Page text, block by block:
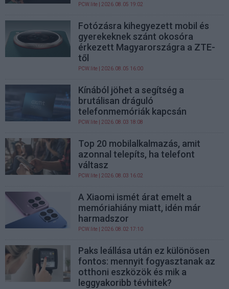
PCW.lite | 2026.08.05 19:02
Fotózásra kihegyezett mobil és
gyerekeknek szánt okosóra
érkezett Magyarországra a ZTE-
től
PCW.lite | 2026.08.05 16:00
Kínából jöhet a segítség a
brutálisan dráguló
telefonmemóriák kapcsán
PCW.lite | 2026.08.03 18:08
Top 20 mobilalkalmazás, amit
azonnal telepíts, ha telefont
váltasz
PCW.lite | 2026.08.03 16:02
A Xiaomi ismét árat emelt a
memóriahiány miatt, idén már
harmadszor
PCW.lite | 2026.08.02 17:10
Paks leállása után ez különösen
fontos: mennyit fogyasztanak az
otthoni eszközök és mik a
leggyakoribb tévhitek?